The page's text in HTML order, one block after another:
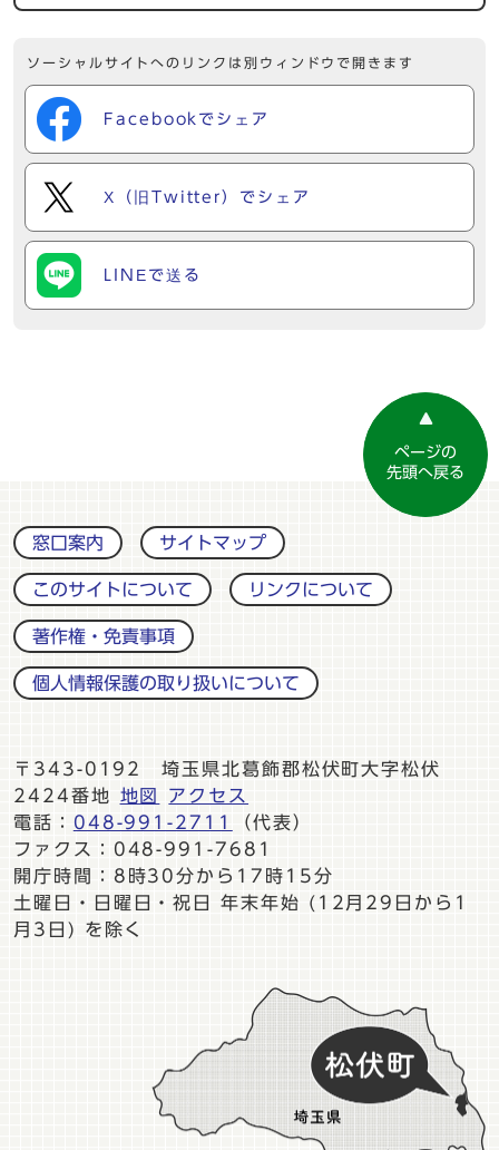
ソーシャルサイトへのリンクは別ウィンドウで開きます
Facebookでシェア
X（旧Twitter）でシェア
LINEで送る
ページの
先頭へ戻る
窓口案内 サイトマップ
このサイトについて リンクについて
著作権・免責事項
個人情報保護の取り扱いについて
〒343-0192 埼玉県北葛飾郡松伏町大字松伏
2424番地
地図
アクセス
電話： 048-991-2711
（代表）
ファクス：048-991-7681
開庁時間：8時30分から17時15分
土曜日・日曜日・祝日 年末年始 (12月29日から1
月3日) を除く